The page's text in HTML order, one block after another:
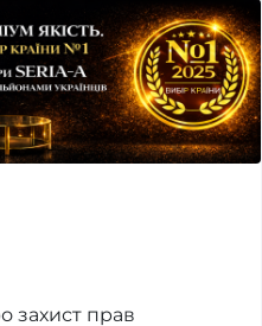
захист прав